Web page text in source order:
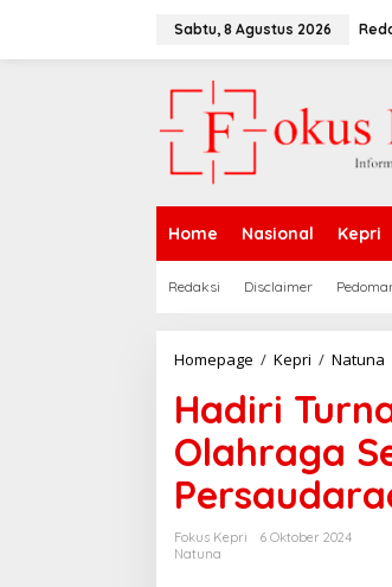
Sabtu, 8 Agustus 2026
Home Nasional Kepri
Redaksi Disclaimer
Homepage / Kepri / Natuna
i
r
i
T
Hadiri
Olahraga
Fokus Kepri
6 Oktober 2024
Natuna